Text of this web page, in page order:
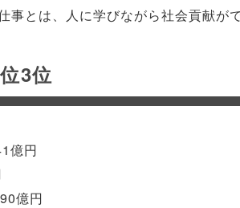
事とは、人に学びながら社会貢献が
3位
億円
億円